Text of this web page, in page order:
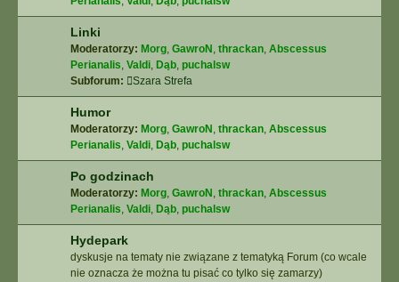
Linki
Moderatorzy: Morg, GawroN , thrackan, Abscessus
Perianalis, Valdi, Dąb, puchalsw
Subforum:
Szara Strefa
Humor
Moderatorzy: Morg, GawroN , thrackan, Abscessus
Perianalis, Valdi, Dąb, puchalsw
Po godzinach
Moderatorzy: Morg, GawroN , thrackan, Abscessus
Perianalis, Valdi, Dąb, puchalsw
Hydepark
dyskusje na tematy nie związane z tematyką Forum (co wcale
nie oznacza że można tu pisać co tylko się zamarzy)